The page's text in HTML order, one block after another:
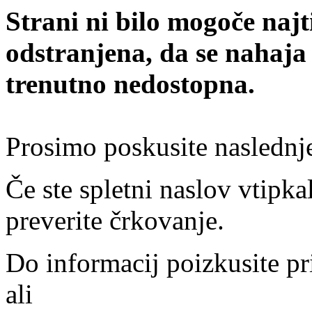
Strani ni bilo mogoče
odstranjena, da se
trenutno nedostopna.
Prosimo poskusite
Če ste spletni naslov
preverite črkovanje.
Do informacij poizkusite
ali